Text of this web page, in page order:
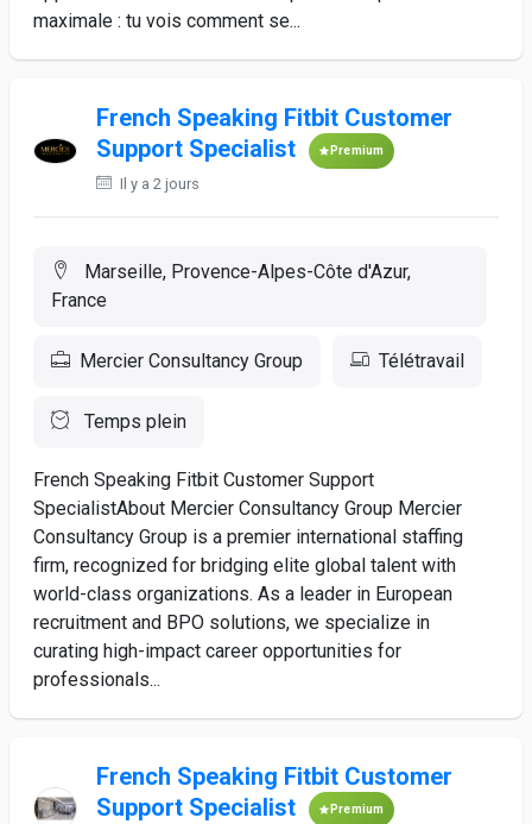
maximale : tu vois comment se...
French Speaking Fitbit Customer
Support Specialist
Premium
Il y a 2 jours
Marseille, Provence-Alpes-Côte d'Azur,
France
Mercier Consultancy Group Télétravail
Temps plein
French Speaking Fitbit Customer Support
SpecialistAbout Mercier Consultancy Group Mercier
Consultancy Group is a premier international staffing
firm, recognized for bridging elite global talent with
world-class organizations. As a leader in European
recruitment and BPO solutions, we specialize in
curating high-impact career opportunities for
professionals...
French Speaking Fitbit Customer
Support Specialist
Premium